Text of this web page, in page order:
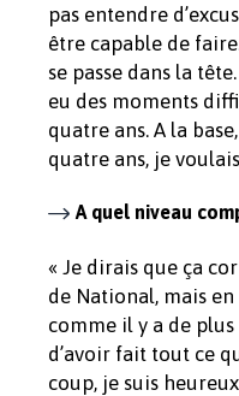
pas entendre
être capable de
se passe dans la
eu des moments
quatre ans. A la
quatre ans, je
A quel niveau
« Je dirais que ça
de National, mais
comme il y a de
d’avoir fait tout ce
coup, je suis